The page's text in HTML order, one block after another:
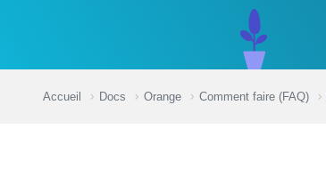
Accueil Docs Orange Comment faire (FAQ)